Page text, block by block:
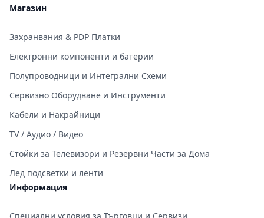
Магазин
Захранвания & PDP Платки
Електронни компоненти и батерии
Полупроводници и Интегрални Схеми
Сервизно Оборудване и Инструменти
Кабели и Накрайници
TV / Аудио / Видео
Стойки за Телевизори и Резервни Части за Дома
Лед подсветки и ленти
Информация